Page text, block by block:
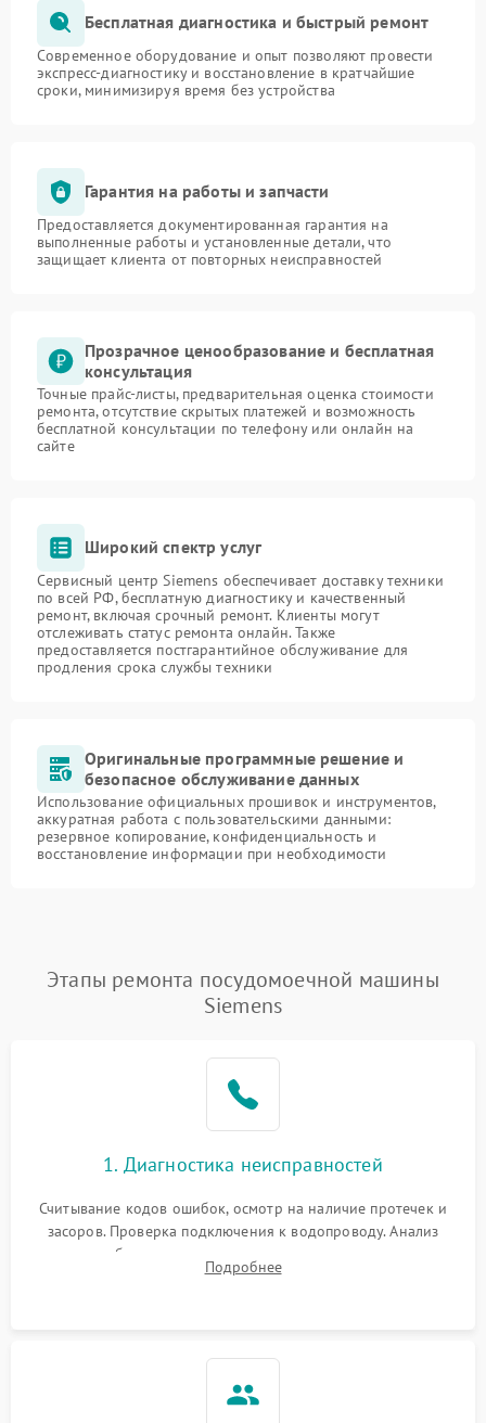
Бесплатная диагностика и быстрый ремонт
Современное оборудование и опыт позволяют провести
экспресс-диагностику и восстановление в кратчайшие
сроки, минимизируя время без устройства
Гарантия на работы и запчасти
Предоставляется документированная гарантия на
выполненные работы и установленные детали, что
защищает клиента от повторных неисправностей
Прозрачное ценообразование и бесплатная
консультация
Точные прайс-листы, предварительная оценка стоимости
ремонта, отсутствие скрытых платежей и возможность
бесплатной консультации по телефону или онлайн на
сайте
Широкий спектр услуг
Сервисный центр Siemens обеспечивает доставку техники
по всей РФ, бесплатную диагностику и качественный
ремонт, включая срочный ремонт. Клиенты могут
отслеживать статус ремонта онлайн. Также
предоставляется постгарантийное обслуживание для
продления срока службы техники
Оригинальные программные решение и
безопасное обслуживание данных
Использование официальных прошивок и инструментов,
аккуратная работа с пользовательскими данными:
резервное копирование, конфиденциальность и
восстановление информации при необходимости
Этапы ремонта посудомоечной машины
Siemens
1. Диагностика неисправностей
Считывание кодов ошибок, осмотр на наличие протечек и
засоров. Проверка подключения к водопроводу. Анализ
жалоб на отсутствие слива, нагрева, вращения
разбрызгивателей или срабатывание системы защиты
Подробнее